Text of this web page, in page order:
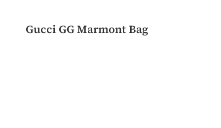
Gucci GG Marmont Bag